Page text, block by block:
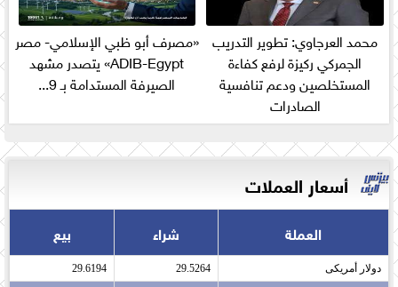
محمد العرجاوي: تطوير التدريب
الجمركي ركيزة لرفع كفاءة
المستخلصين ودعم تنافسية
الصادرات
«مصرف أبو ظبي الإسلامي- مصر
ADIB-Egypt» يتصدر مشهد
الصيرفة المستدامة بـ 9...
أسعار العملات
العملة شراء بيع
دولار أمريكى​ 29.5264
29.6194